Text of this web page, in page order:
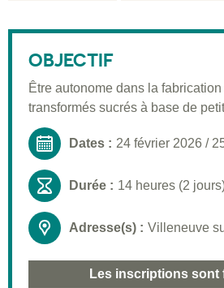
Pré-requis
Validation
Moyens pédagogiques
Informations pratiques
OBJECTIF
Être autonome dans la
transformés sucrés à base de
Dates : 24 février 2026 /
Durée : 14 heures (2
Adresse(s) : Villeneuve
Les inscriptions sont